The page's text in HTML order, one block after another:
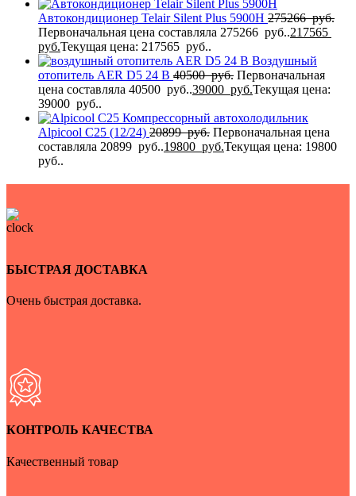
Автокондиционер Telair Silent Plus 5900H 275266руб.
Первоначальная цена составляла 275266 руб..217565
руб.Текущая цена: 217565 руб..
Воздушный
отопитель AER D5 24 В 40500руб. Первоначальная
цена составляла 40500 руб..39000 руб.Текущая цена:
39000 руб..
Компрессорный автохолодильник
Alpicool C25 (12/24) 20899руб. Первоначальная цена
составляла 20899 руб..19800 руб.Текущая цена: 19800
руб..
БЫСТРАЯ ДОСТАВКА
Очень быстрая доставка.
КОНТРОЛЬ КАЧЕСТВА
Качественный товар